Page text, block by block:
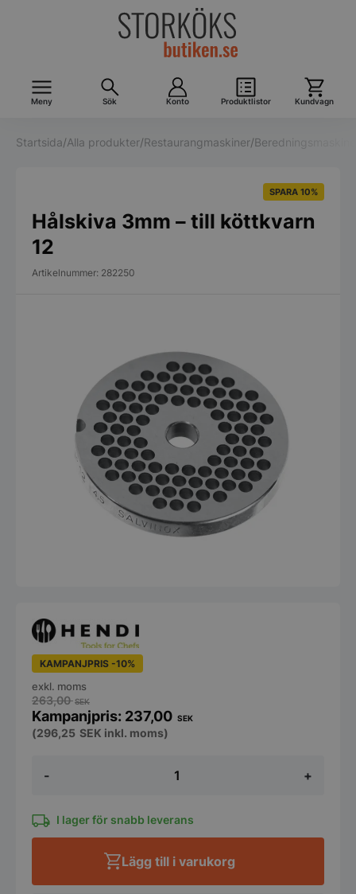
Meny Sök Konto Produktlistor Kundvagn
Startsida/Alla produkter/Restaurangmaskiner/
SPARA 10%
Hålskiva 3mm – till köttkvarn
12
Artikelnummer: 282250
-
3mm
köttkvarn
+
KAMPANJPRIS -10%
263,00SEK
237,00 SEK
exkl. moms
(296,25 SEK inkl. moms)
I lager för snabb leverans
Lägg till i varukorg